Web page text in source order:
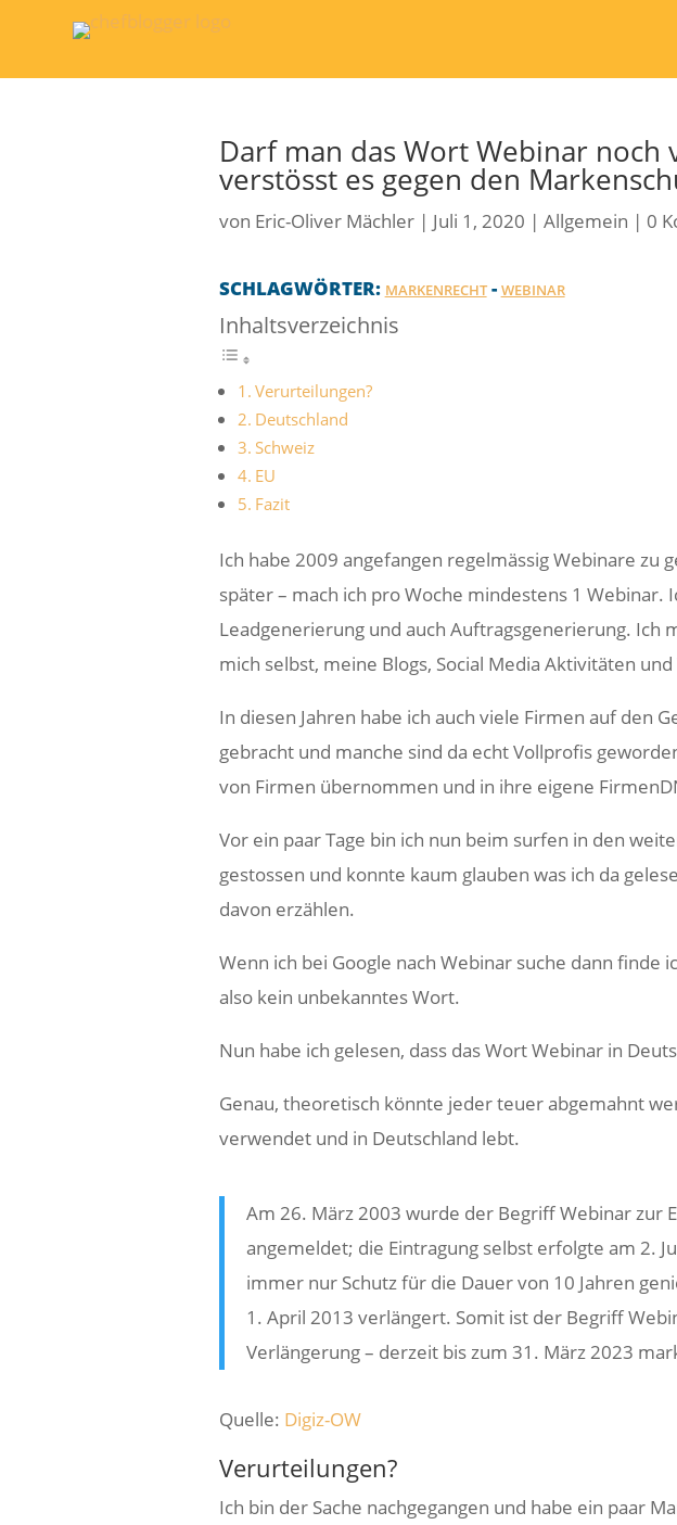
Darf man das Wort Webinar noch
verstösst es gegen den
von Eric-Oliver Mächler| Juli 1, 2020 | Allgemein | 0
SCHLAGWÖRTER: MARKENRECHT- WEBINAR
Inhaltsverzeichnis
Verurteilungen?
Deutschland
Schweiz
EU
Fazit
Ich habe 2009 angefangen regelmässig Webinare zu
später – mach ich pro Woche mindestens 1 Webinar.
Leadgenerierung und auch Auftragsgenerierung. Ich
mich selbst, meine Blogs, Social Media Aktivitäten
In diesen Jahren habe ich auch viele Firmen auf den
gebracht und manche sind da echt Vollprofis
von Firmen übernommen und in ihre eigene
Vor ein paar Tage bin ich nun beim surfen in den
gestossen und konnte kaum glauben was ich da
davon erzählen.
Wenn ich bei Google nach Webinar suche dann finde
also kein unbekanntes Wort.
Nun habe ich gelesen, dass das Wort Webinar in
Genau, theoretisch könnte jeder teuer abgemahnt
verwendet und in Deutschland lebt.
Am 26. März 2003 wurde der Begriff Webinar zur
angemeldet; die Eintragung selbst erfolgte am 2.
immer nur Schutz für die Dauer von 10 Jahren
1. April 2013 verlängert. Somit ist der Begriff
Verlängerung – derzeit bis zum 31. März 2023
Quelle: Digiz-OW
Verurteilungen?
Ich bin der Sache nachgegangen und habe ein paar